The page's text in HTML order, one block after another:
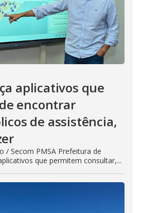
aplicativos que
encontrar
de assistência,
/ Secom PMSA Prefeitura de
que permitem consultar,...